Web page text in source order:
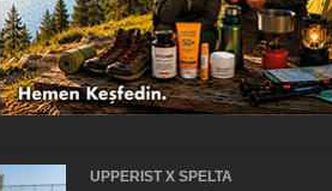
UPPERIST X SPELTA